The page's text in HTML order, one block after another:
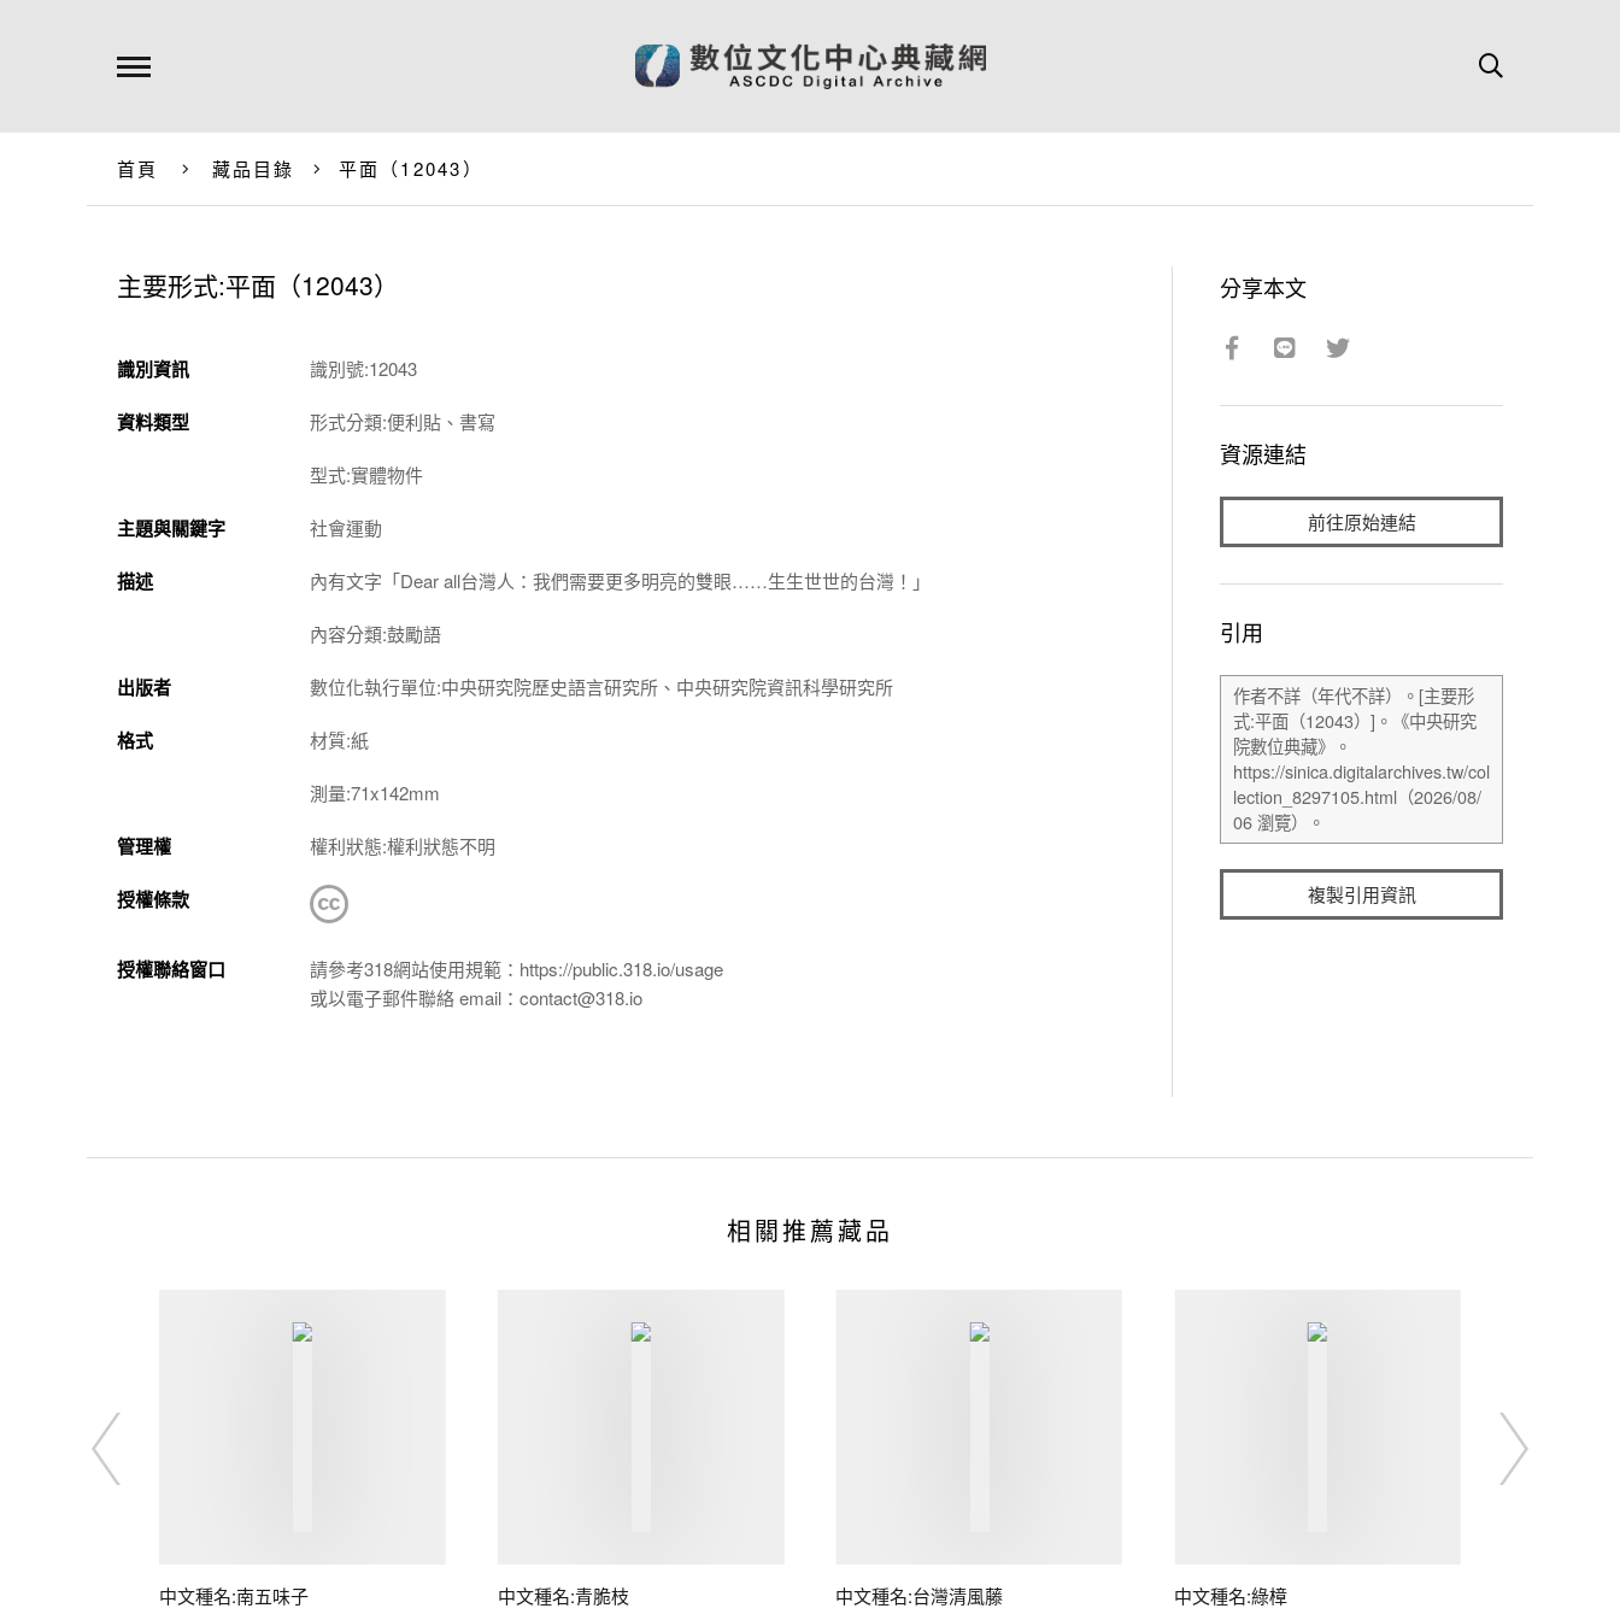
首頁 藏品目錄 平面（12043）
主要形式:平面（12043）
識別資訊 識別號:12043
資料類型 形式分類:便利貼、書寫
型式:實體物件
主題與關鍵字 社會運動
描述 內有文字「Dear all台灣人：我們需要更多明亮的雙眼……生生世世的台灣！」
內容分類:鼓勵語
出版者 數位化執行單位:中央研究院歷史語言研究所、中央研究院資訊科學研究所
格式 材質:紙
測量:71x142mm
管理權 權利狀態:權利狀態不明
授權條款
授權聯絡窗口
請參考318網站使用規範：https://public.318.io/usage
或以電子郵件聯絡 email：contact@318.io
分享本文
資源連結
前往原始連結
引用
複製引用資訊
相關推薦藏品
中文種名:南五味子 中文種名:青脆枝 中文種名:台灣清風藤 中文種名:綠樟